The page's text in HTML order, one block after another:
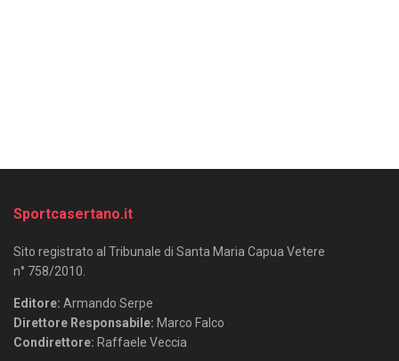
Sportcasertano.it
Sito registrato al Tribunale di Santa Maria Capua Vetere
n° 758/2010.
Editore: Armando Serpe
Direttore Responsabile: Marco Falco
Condirettore: Raffaele Veccia